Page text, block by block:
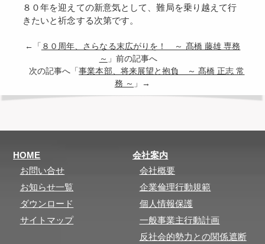
８０年を迎えての新意気として、難局を乗り越えて行
きたいと祈念する次第です。
←「 ８０周年、さらなる末広がりを！ ～ 髙橋 藤雄 専務
～ 」前の記事へ
次の記事へ「事業本部、将来展望と抱負 ～ 髙橋 正志 常
務 ～ 」→
HOME
お問い合せ
お知らせ一覧
ダウンロード
サイトマップ
会社案内
会社概要
企業倫理行動規範
個人情報保護
一般事業主行動計画
反社会的勢力との関係遮断